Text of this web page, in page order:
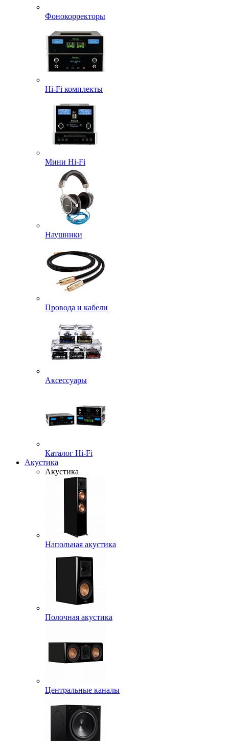
Фонокорректоры
Hi-Fi комплекты
Мини Hi-Fi
Наушники
Провода и кабели
Аксессуары
Каталог Hi-Fi
Акустика
Акустика
Напольная акустика
Полочная акустика
Центральные каналы